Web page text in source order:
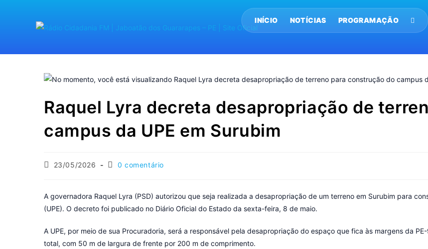
INÍCIO NOTÍCIAS PROGRAMAÇÃO
Raquel Lyra decreta desapropriação de
campus da UPE em Surubim
23/05/2026 0 comentário
A governadora Raquel Lyra (PSD) autorizou que seja realizada a desapropriação de um terreno em Surubim para
(UPE). O decreto foi publicado no Diário Oficial do Estado da sexta-feira, 8 de maio.
A UPE, por meio de sua Procuradoria, será a responsável pela desapropriação do espaço que fica às margens da
total, com 50 m de largura de frente por 200 m de comprimento.